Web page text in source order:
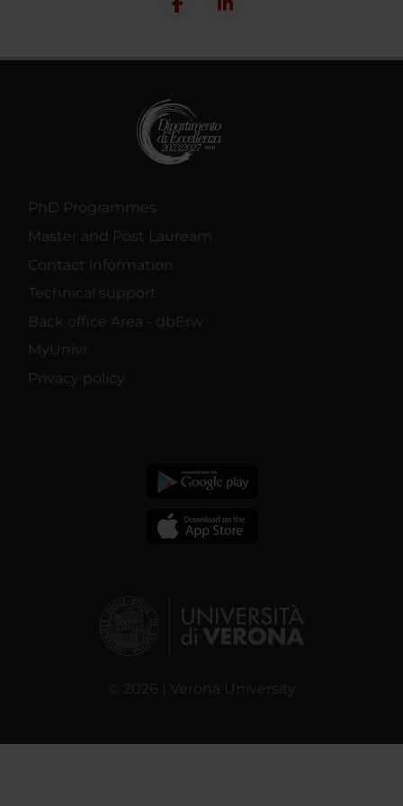
PhD Programmes
Master and Post Lauream
Contact information
Technical support
Back office Area - dbErw
MyUnivr
Privacy policy
© 2026 | Verona University